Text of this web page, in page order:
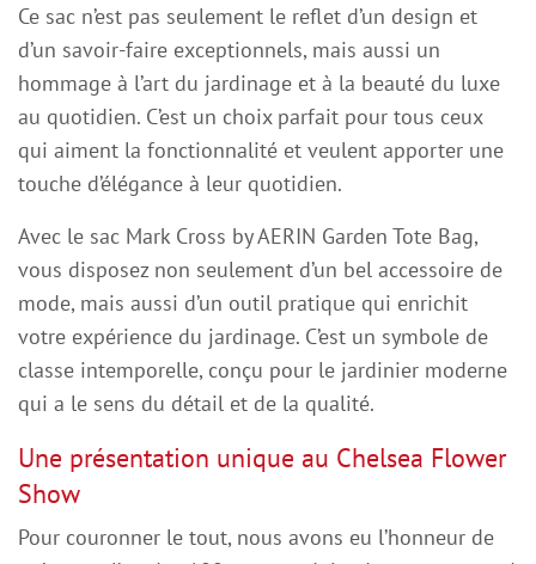
Ce sac n’est pas seulement le reflet d’un design et
d’un savoir-faire exceptionnels, mais aussi un
hommage à l’art du jardinage et à la beauté du luxe
au quotidien. C’est un choix parfait pour tous ceux
qui aiment la fonctionnalité et veulent apporter une
touche d’élégance à leur quotidien.
Avec le sac Mark Cross by AERIN Garden Tote Bag,
vous disposez non seulement d’un bel accessoire de
mode, mais aussi d’un outil pratique qui enrichit
votre expérience du jardinage. C’est un symbole de
classe intemporelle, conçu pour le jardinier moderne
qui a le sens du détail et de la qualité.
Une présentation unique au Chelsea Flower
Show
Pour couronner le tout, nous avons eu l’honneur de